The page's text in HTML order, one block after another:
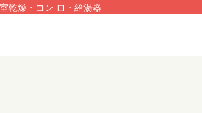
乾燥・コン ロ・給湯器